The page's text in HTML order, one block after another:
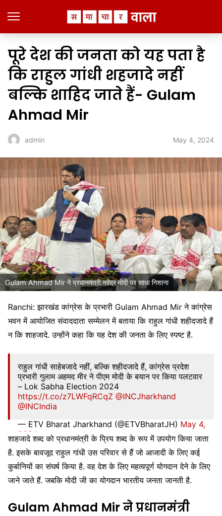
पूरे देश की जनता को यह पता है
कि राहुल गांधी शहजादे नहीं
बल्कि शाहिद जाते हैं- Gulam
Ahmad Mir
admin May 4, 2024
Gulam Ahmad Mir ने प्रधानमंत्री नरेंद्र मोदी पर साधा निशाना
Ranchi: झारखंड कांग्रेस के प्रभारी Gulam Ahmad Mir ने कांग्रेस
भवन में आयोजित संवाददाता सम्मेलन में बताया कि राहुल गांधी शहीदजादे हैं
न कि शाहजादे. उन्होंने कहा कि यह देश की जनता के लिए स्पष्ट है.
राहुल गांधी साहेबजादे नहीं, बल्कि शहीदजादे हैं, कांग्रेस प्रदेश
प्रभारी गुलाम अहमद मीर ने पीएम मोदी के बयान पर किया पलटवार
– Lok Sabha Election 2024
https://t.co/z7LWFqRCqZ @INCJharkhand
@INCIndia
— ETV Bharat Jharkhand (@ETVBharatJH) May 4,
2024
शाहजादे शब्द को प्रधानमंत्री के प्रिय शब्द के रूप में उपयोग किया जाता
है. इसके बावजूद राहुल गांधी उस परिवार से हैं जो आजादी के लिए कई
कुर्बानियों का संघर्ष किया है. वह देश के लिए महत्वपूर्ण योगदान देने के लिए
जाने जाते हैं. जबकि मोदी जी का योगदान भारतीय जनता जानती है.
Gulam Ahmad Mir ने प्रधानमंत्री